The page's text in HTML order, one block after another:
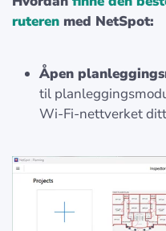
ruteren med NetSpot:
Åpen
til
Wi-Fi-nettverket